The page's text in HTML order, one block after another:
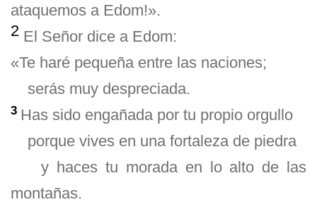
ataquemos a Edom!».
2 El Señor dice a Edom:
«Te haré pequeña entre las naciones;
serás muy despreciada.
3 Has sido engañada por tu propio orgullo
porque vives en una fortaleza de piedra
y haces tu morada en lo alto de las
montañas.